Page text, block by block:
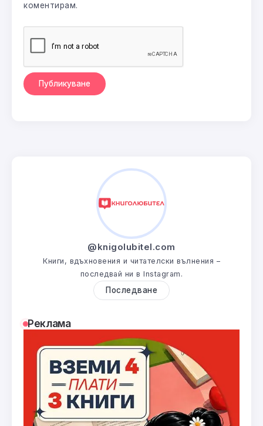
коментирам.
@knigolubitel.com
Книги, вдъхновения и читателски вълнения –
последвай ни в Instagram.
Последване
Реклама